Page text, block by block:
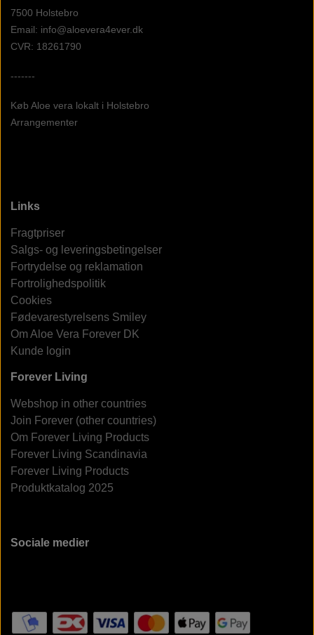
7500 Holstebro
Email: info@aloevera4ever.dk
CVR: 18261790
-------
Køb Aloe vera lokalt i Holstebro
Arrangementer
Links
Fragtpriser
Salgs- og leveringsbetingelser
Fortrydelse og reklamation
Fortrolighedspolitik
Cookies
Fødevarestyrelsens Smiley
Om Aloe Vera Forever DK
Kunde login
Forever Living
Webshop in other countries
Join Forever (other countries)
Om Forever Living Products
Forever Living Scandinavia
Forever Living Products
Produktkatalog 2025
Sociale medier